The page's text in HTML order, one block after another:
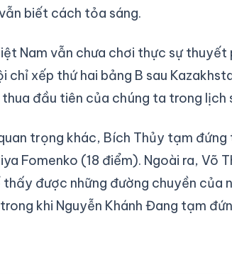
biết cách tỏa sáng.
Nam vẫn chưa chơi thực sự thuyết
chỉ xếp thứ hai bảng B sau
đầu tiên của chúng ta trong lịch
trọng khác, Bích Thủy tạm
Fomenko (18 điểm). Ngoài ra, Võ
được những đường chuyền của
khi Nguyễn Khánh Đang tạm